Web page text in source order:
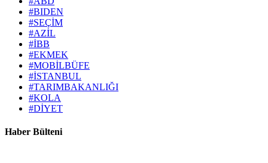
#BIDEN
#SEÇİM
#AZİL
#İBB
#EKMEK
#MOBİLBÜFE
#İSTANBUL
#TARIMBAKANLIĞI
#KOLA
#DİYET
Haber Bülteni